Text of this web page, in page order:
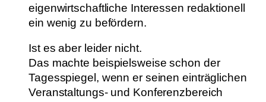
eigenwirtschaftliche Interessen redaktionell
ein wenig zu befördern.
Ist es aber leider nicht.
Das machte beispielsweise schon der
Tagesspiegel, wenn er seinen einträglichen
Veranstaltungs- und Konferenzbereich